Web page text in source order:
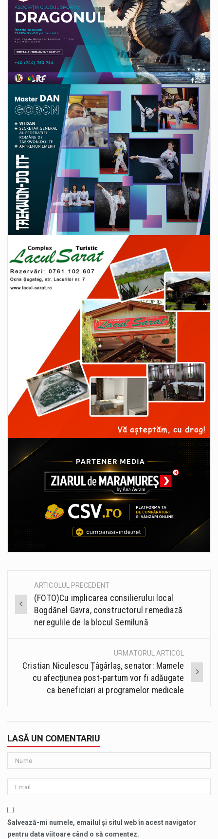
Post
navigation
ARTICOLUL PRECEDENT
(FOTO)Cu implicarea consilierului local
Bogdănel Gavra, constructorul remediază
neregulile de la blocul Semilună
URMATORUL ARTICOL
Cristian Niculescu Țâgârlaș, senator: Mamele
cu afecțiunea post-partum vor fi adăugate
ca beneficiari ai programelor medicale
LASĂ UN COMENTARIU
Salvează-mi numele, emailul și situl web în acest navigator
pentru data viitoare când o să comentez.